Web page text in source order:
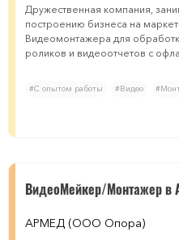
Дружественная компания,
построению бизнеса на
Видеомонтажера для
роликов и видеоотчетов с
#С опытом работы #Видео
ВидеоМейкер/Монтажер в
АРМЕД (ООО Опора)